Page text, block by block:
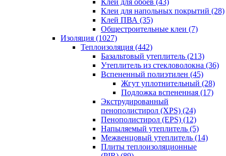
Клеи для обоев (43)
Клеи для напольных покрытий (28)
Клей ПВА (35)
Общестроительные клеи (7)
Изоляция (1027)
Теплоизоляция (442)
Базальтовый утеплитель (213)
Утеплитель из стекловолокна (36)
Вспененный полиэтилен (45)
Жгут уплотнительный (28)
Подложка вспененная (17)
Экструдированный
пенополистирол (XPS) (24)
Пенополистирол (EPS) (12)
Напыляемый утеплитель (5)
Межвенцовый утеплитель (14)
Плиты теплоизоляционные